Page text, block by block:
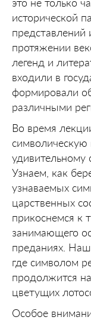
исторической
представлений
протяжении
легенд и
входили в
формировали
различными
Во время
символическую
удивительному
Узнаем, как
узнаваемых
царственных
прикоснемся к
занимающего
преданиях. Наш
где символом
продолжится
цветущих
Особое